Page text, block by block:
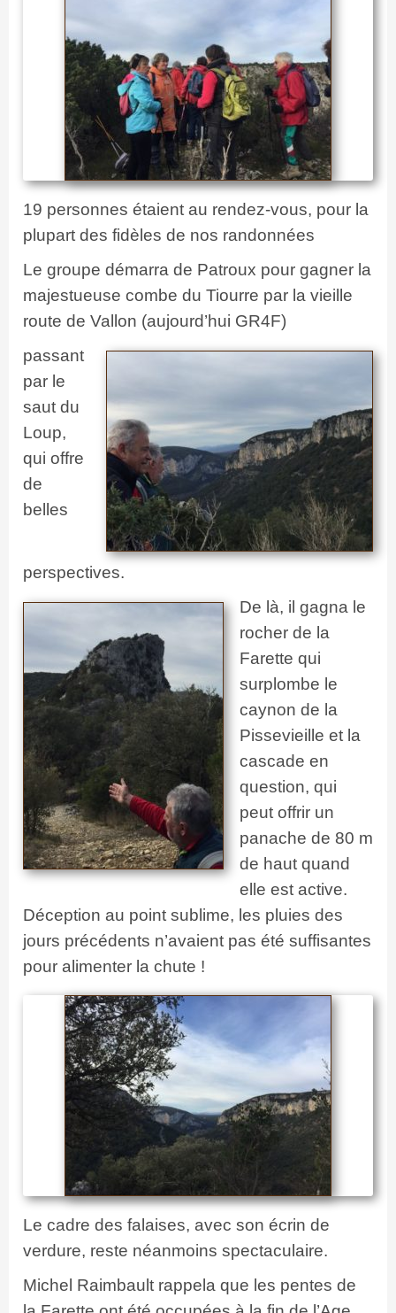
19 personnes étaient au rendez-vous, pour la
plupart des fidèles de nos randonnées
Le groupe démarra de Patroux pour gagner la
majestueuse combe du Tiourre par la vieille
route de Vallon (aujourd’hui GR4F)
passant
par le
saut du
Loup,
qui offre
de
belles
perspectives.
De là, il gagna le
rocher de la
Farette qui
surplombe le
caynon de la
Pissevieille et la
cascade en
question, qui
peut offrir un
panache de 80 m
de haut quand
elle est active.
Déception au point sublime, les pluies des
jours précédents n’avaient pas été suffisantes
pour alimenter la chute !
Le cadre des falaises, avec son écrin de
verdure, reste néanmoins spectaculaire.
Michel Raimbault rappela que les pentes de